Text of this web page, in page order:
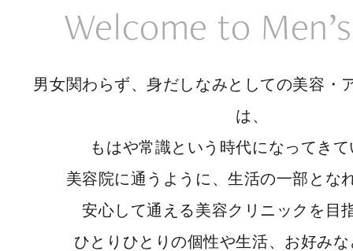
Welcome to
男女関わらず、身だしなみとしての美容・
は、
もはや常識という時代になってき
美容院に通うように、生活の一部とな
安心して通える美容クリニックを目
ひとりひとりの個性や生活、お好み